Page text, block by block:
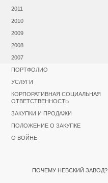
2011
2010
2009
2008
2007
ПОРТФОЛИО
УСЛУГИ
КОРПОРАТИВНАЯ СОЦИАЛЬНАЯ
ОТВЕТСТВЕННОСТЬ
ЗАКУПКИ И ПРОДАЖИ
ПОЛОЖЕНИЕ О ЗАКУПКЕ
О ВОЙНЕ
ПОЧЕМУ НЕВСКИЙ ЗАВОД?